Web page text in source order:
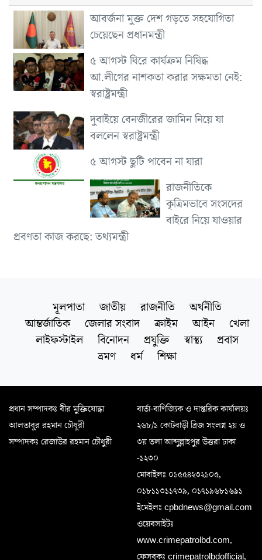
আবর্জনা মুক্ত দেশ গড়তে সহযোগিতা
চেয়েছেন প্রধানমন্ত্রী
৫ আগস্ট ঘিরে কার্যক্রম নিষিদ্ধ
আ.লীগের নাশকতা করার সক্ষমতা নেই:
স্বরাষ্ট্রমন্ত্রী
দুবাইয়ে বেনজীরের জামিন নিয়ে যা
বললেন স্বরাষ্ট্রমন্ত্রী
৫ আগস্ট ছুটি পাবেন না যারা
রাজনীতিকে
কৃত্রিমভাবে সংসদের
বাইরে নিয়ে যাওয়ার
প্রবণতা কাজ করছে: তথ্যমন্ত্রী
মূলপাতা জাতীয় রাজনীতি
অর্থনীতি
আন্তর্জাতিক
জেলার সংবাদ ক্রাইম আইন
খেলা
লাইফস্টাইল
বিনোদন প্রযুক্তি স্বাস্থ্য
প্রবাস
ভ্রমণ
ধর্ম শিক্ষা
প্রধান সম্পাদকঃ বীর মুক্তিযোদ্ধা
আলতাবুর রহমান চৌধুরী
সম্পাদকঃ রেজাউর রহমান চৌধুরী
বার্তা-বাণিজ্যিক ও দাপ্তরিক কার্যালয়ঃ
২৬৮/১ কোটবাড়ী ব্রিজ সংলগ্ন ২য় ও
৩য় তলা আব্দুল্লাহপুর উত্তরা ঢাকা
-১২৩০
মোবাইলঃ ০১৫৫৪২৩২১০৫,
০১৮১১৩১১৭৩৯, ০১৭১৯৬৮১৬৯১
ইমেইলঃ cpbdnews@gmail.com
ওয়েবসাইটঃ
www.crimepatrolbd.com,
ফেসবুকঃ crimepatrolbdofficial,